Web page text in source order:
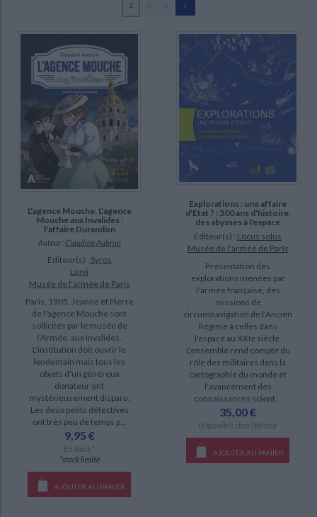
Critique et histoire littéraire
Classiques scolaires Littérature ancienne et médiévale
Littérature de voyage Audio - Livres lus
Littérature en version originale
Histoire de France Biographies historiques
Histoire - Généralités Histoire des pays
Histoire ancienne Géographie
Culture scientifique
Musée de l'armée (Paris) (5)
Baptiste, Christian (4)
Bertrand, Christophe (4)
Pommier, Christophe (4)
Reverseau, Jean-Pierre (4)
Brulé, Louis-Marie (3)
livre (55)
SÉRIE
L'agence Mouche (1)
DISPONIBILITÉ
epuise (35)
disponible (21)
manquant (1)
1
L'agence Mouche. L'agence
Mouche aux Invalides :
l'affaire Durandon
Auteur : Claudine Aubrun
Éditeur(s) : Syros
Lunii
Musée de l'armée de Paris
Paris, 1905. Jeanne et Pierre
de l'agence Mouche sont
sollicités par le musée de
l'Armée, aux Invalides.
L'institution doit ouvrir le
lendemain mais tous les
objets d'un généreux
donateur ont
mystérieusement disparu.
Les deux petits détectives
ont très peu de temps p...
9,95 €
En stock *
*stock limité
AJOUTER AU PANIER
Explorations : une affaire
d'Etat ? : 300 ans d'histoire,
des abysses à l'espace
Éditeur(s) : Locus solus
Musée de l'armée de Paris
Présentation des
explorations menées par
l'armée française, des
missions de
circumnavigation de l'Ancien
Régime à celles dans
l'espace au XXIe siècle.
L'ensemble rend compte du
rôle des militaires dans la
cartographie du monde et
l'avancement des
connaissances scient...
35,00 €
Disponible chez l'éditeur
AJOUTER AU PANIER